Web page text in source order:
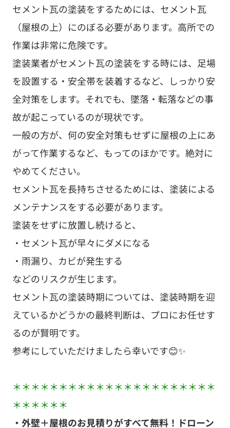
セメント瓦の塗装をするためには、セメント瓦
（屋根の上）にのぼる必要があります。高所での
作業は非常に危険です。
塗装業者がセメント瓦の塗装をする時には、足場
を設置する・安全帯を装着するなど、しっかり安
全対策をします。それでも、墜落・転落などの事
故が起こっているのが現状です。
一般の方が、何の安全対策もせずに屋根の上にあ
がって作業するなど、もってのほかです。絶対に
やめてください。
セメント瓦を長持ちさせるためには、塗装による
メンテナンスをする必要があります。
塗装をせずに放置し続けると、
・セメント瓦が早々にダメになる
・雨漏り、カビが発生する
などのリスクが生じます。
セメント瓦の塗装時期については、塗装時期を迎
えているかどうかの最終判断は、プロにお任せす
るのが賢明です。
参考にしていただけましたら幸いです😊✨
＊＊＊＊＊＊＊＊＊＊＊＊＊＊＊＊＊＊＊＊＊＊
＊＊＊＊＊＊
・外壁＋屋根のお見積りがすべて無料！ドローン